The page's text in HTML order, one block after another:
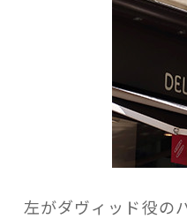
左がダヴィッド役の